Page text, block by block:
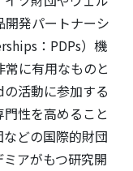
発パートナーシ
：PDPs）機
に有用なものと
活動に参加する
性を高めること
どの国際的財団
アがもつ研究開